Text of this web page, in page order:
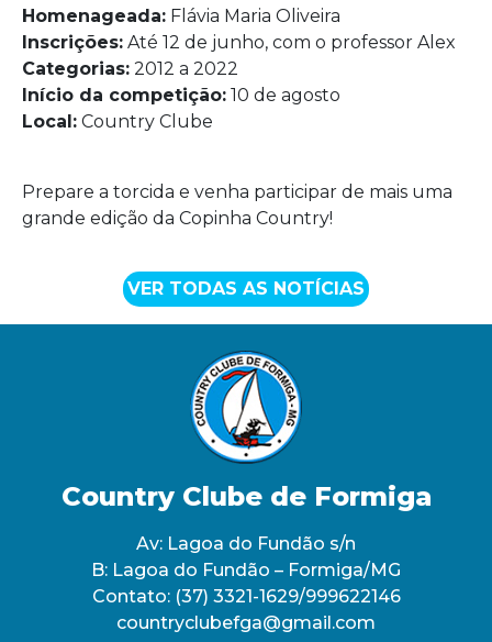
Homenageada: Flávia Maria Oliveira
Inscrições: Até 12 de junho, com o professor Alex
Categorias: 2012 a 2022
Início da competição: 10 de agosto
Local: Country Clube
Prepare a torcida e venha participar de mais uma
grande edição da Copinha Country!
VER TODAS AS NOTÍCIAS
Country Clube de Formiga
Av: Lagoa do Fundão s/n
B: Lagoa do Fundão – Formiga/MG
Contato: (37) 3321-1629/999622146
countryclubefga@gmail.com